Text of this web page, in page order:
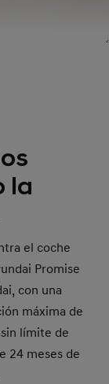
la
el coche
Promise
con una
máxima de
límite de
24 meses de